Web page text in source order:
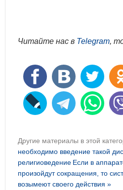
Читайте нас в Telegram,
Другие материалы в этой
необходимо введение такой
религиоведение Если в
произойдут сокращения, то
возымеют своего действия »